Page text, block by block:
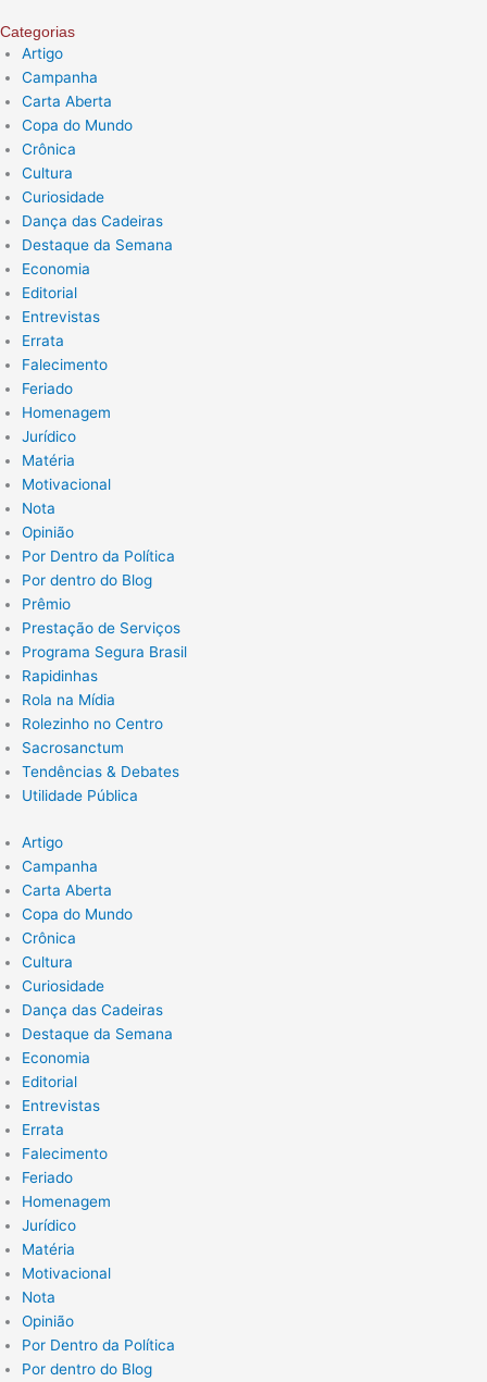
Categorias
Artigo
Campanha
Carta Aberta
Copa do Mundo
Crônica
Cultura
Curiosidade
Dança das Cadeiras
Destaque da Semana
Economia
Editorial
Entrevistas
Errata
Falecimento
Feriado
Homenagem
Jurídico
Matéria
Motivacional
Nota
Opinião
Por Dentro da Política
Por dentro do Blog
Prêmio
Prestação de Serviços
Programa Segura Brasil
Rapidinhas
Rola na Mídia
Rolezinho no Centro
Sacrosanctum
Tendências & Debates
Utilidade Pública
Artigo
Campanha
Carta Aberta
Copa do Mundo
Crônica
Cultura
Curiosidade
Dança das Cadeiras
Destaque da Semana
Economia
Editorial
Entrevistas
Errata
Falecimento
Feriado
Homenagem
Jurídico
Matéria
Motivacional
Nota
Opinião
Por Dentro da Política
Por dentro do Blog